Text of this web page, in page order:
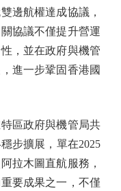
邊航權達成協議，
協議不僅提升營運
，並在政府與機管
進一步鞏固香港國
區政府與機管局共
步擴展，單在2025
拉木圖直航服務，
要成果之一，不僅